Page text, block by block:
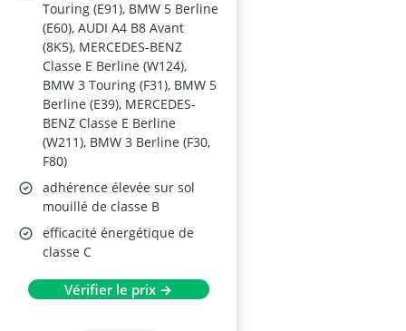
Touring (E91), BMW 5 Berline
(E60), AUDI A4 B8 Avant
(8K5), MERCEDES-BENZ
Classe E Berline (W124),
BMW 3 Touring (F31), BMW 5
Berline (E39), MERCEDES-
BENZ Classe E Berline
(W211), BMW 3 Berline (F30,
F80)
adhérence élevée sur sol
mouillé de classe B
efficacité énergétique de
classe C
Vérifier le prix →